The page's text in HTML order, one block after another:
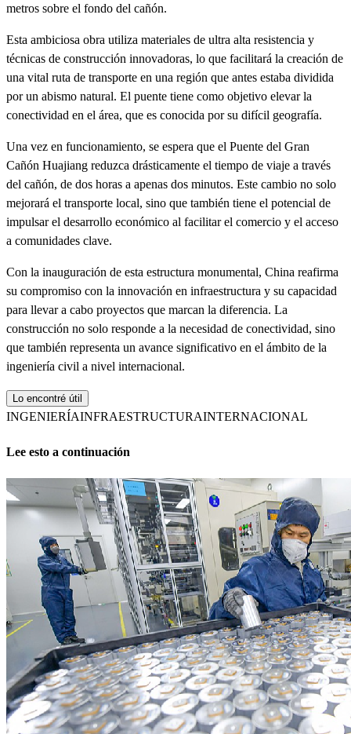
metros sobre el fondo del cañón.
Esta ambiciosa obra utiliza materiales de ultra alta resistencia y
técnicas de construcción innovadoras, lo que facilitará la creación de
una vital ruta de transporte en una región que antes estaba dividida
por un abismo natural. El puente tiene como objetivo elevar la
conectividad en el área, que es conocida por su difícil geografía.
Una vez en funcionamiento, se espera que el Puente del Gran
Cañón Huajiang reduzca drásticamente el tiempo de viaje a través
del cañón, de dos horas a apenas dos minutos. Este cambio no solo
mejorará el transporte local, sino que también tiene el potencial de
impulsar el desarrollo económico al facilitar el comercio y el acceso
a comunidades clave.
Con la inauguración de esta estructura monumental, China reafirma
su compromiso con la innovación en infraestructura y su capacidad
para llevar a cabo proyectos que marcan la diferencia. La
construcción no solo responde a la necesidad de conectividad, sino
que también representa un avance significativo en el ámbito de la
ingeniería civil a nivel internacional.
Lo encontré útil
INGENIERÍAINFRAESTRUCTURAINTERNACIONAL
Lee esto a continuación